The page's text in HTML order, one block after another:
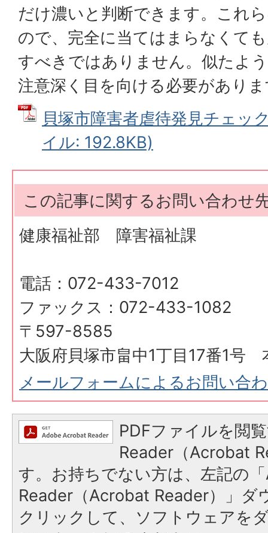
だけ濃いと判断できます。これ
ので、完全に当てはまらなくて
すべきではありません。似たよ
注意深く目を向ける必要があり
貝塚市障害者虐待発見チェッ
イル: 192.8KB)
この記事に関するお問い合わせ
健康福祉部 障害福祉課
電話：072-433-7012
ファックス：072-433-1082
〒597-8585
大阪府貝塚市畠中1丁目17番1号
メールフォームによるお問い合
PDFファイルを閲
Reader（Acrobat
す。お持ちでない方は、左記の
Reader（Acrobat Reader）」ダ
クリックして、ソフトウェアを